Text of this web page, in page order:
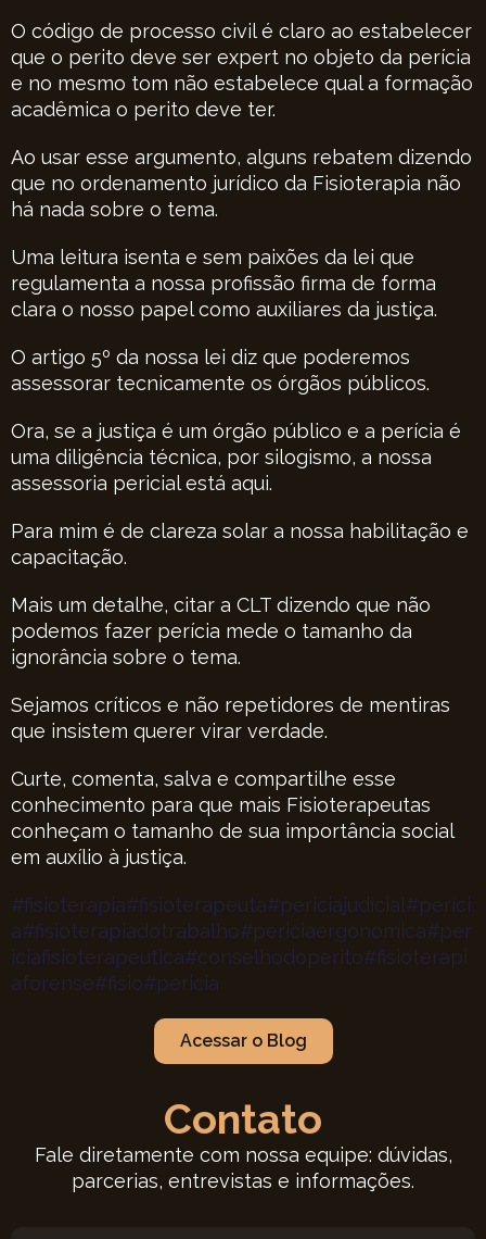
O código de processo civil é claro ao estabelecer
que o perito deve ser expert no objeto da perícia
e no mesmo tom não estabelece qual a formação
acadêmica o perito deve ter.
Ao usar esse argumento, alguns rebatem dizendo
que no ordenamento jurídico da Fisioterapia não
há nada sobre o tema.
Uma leitura isenta e sem paixões da lei que
regulamenta a nossa profissão firma de forma
clara o nosso papel como auxiliares da justiça.
O artigo 5º da nossa lei diz que poderemos
assessorar tecnicamente os órgãos públicos.
Ora, se a justiça é um órgão público e a perícia é
uma diligência técnica, por silogismo, a nossa
assessoria pericial está aqui.
Para mim é de clareza solar a nossa habilitação e
capacitação.
Mais um detalhe, citar a CLT dizendo que não
podemos fazer perícia mede o tamanho da
ignorância sobre o tema.
Sejamos críticos e não repetidores de mentiras
que insistem querer virar verdade.
Curte, comenta, salva e compartilhe esse
conhecimento para que mais Fisioterapeutas
conheçam o tamanho de sua importância social
em auxílio à justiça.
#fisioterapia#fisioterapeuta#periciajudicial #períci
a#fisioterapiadotrabalho#periciaergonomica#per
iciafisioterapeutica#conselhodoperito#fisioterapi
aforense#fisio#pericia
Acessar o Blog
Contato
Fale diretamente com nossa equipe: dúvidas,
parcerias, entrevistas e informações.